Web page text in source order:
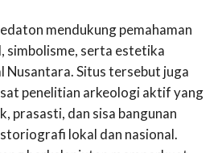
mendukung pemahaman
simbolisme, serta estetika
Situs tersebut juga
penelitian arkeologi aktif yang
prasasti, dan sisa bangunan
lokal dan nasional.